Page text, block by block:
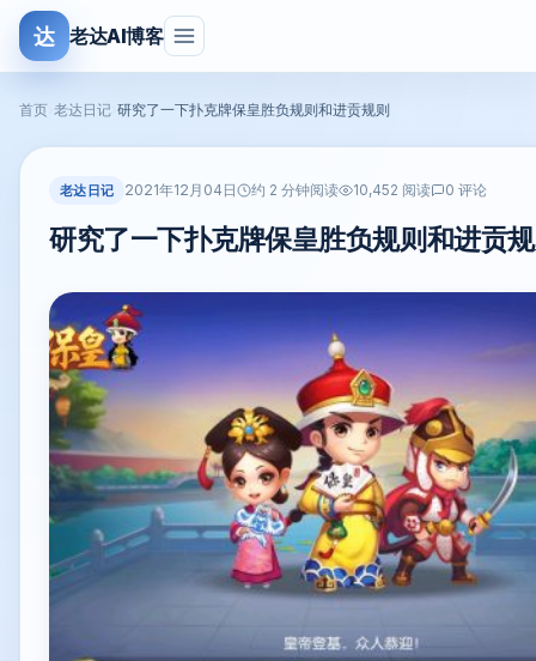
达 老达AI博客
首页 老达日记 研究了一下扑克牌保皇胜负规则和进贡规则
老达日记 2021年12月04日 约 2 分钟阅读 10,452 阅读 0 评论
研究了一下扑克牌保皇胜负规则和进贡